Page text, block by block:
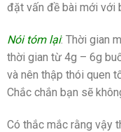
đặt vấn đề bài mới với
Nói tóm lại: Thời gian
thời gian từ 4g – 6g
và nên thập thói quen
Chắc chắn bạn sẽ
Có thắc mắc rằng vậy